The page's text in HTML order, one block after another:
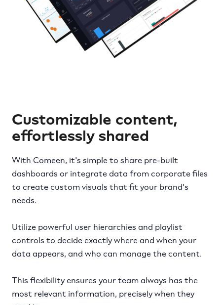
Customizable content,
effortlessly shared
With Comeen, it's simple to share pre-built
dashboards or integrate data from corporate files
to create custom visuals that fit your brand's
needs.
Utilize powerful user hierarchies and playlist
controls to decide exactly where and when your
data appears, and who can manage the content.
This flexibility ensures your team always has the
most relevant information, precisely when they